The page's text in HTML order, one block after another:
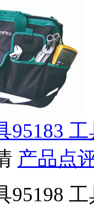
95183
产品点
95198